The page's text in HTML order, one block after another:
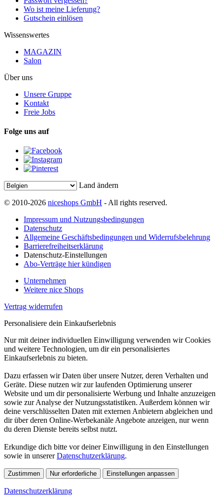
Wo ist meine Lieferung?
Gutschein einlösen
Wissenswertes
MAGAZIN
Salon
Über uns
Unsere Gruppe
Kontakt
Freie Jobs
Folge uns auf
Land ändern
© 2010-2026 niceshops GmbH - All rights reserved.
Impressum und Nutzungsbedingungen
Datenschutz
Allgemeine Geschäftsbedingungen und Widerrufsbelehrung
Barrierefreiheitserklärung
Datenschutz-Einstellungen
Abo-Verträge hier kündigen
Unternehmen
Weitere nice Shops
Vertrag widerrufen
Personalisiere dein Einkaufserlebnis
Nur mit deiner individuellen Einwilligung verwenden wir Cookies
und weitere Technologien, um dir ein personalisiertes
Einkaufserlebnis zu bieten.
Dazu erfassen wir Daten über unsere Nutzer, deren Verhalten und
Geräte. Diese nutzen wir zur laufenden Optimierung unserer
Website und um dir personalisierte Werbung und Inhalte anzuzeigen
sowie zur Analyse der Nutzungsstatistiken. Außerdem können wir
deine verschlüsselten Daten mit externen Anbietern abgleichen und
dir über deren Online-Werbekanäle Angebote anzeigen, nur wenn
du deren Dienste bereits selbst nutzt.
Erkundige dich bitte vor deiner Einwilligung in den Einstellungen
sowie in unsererDatenschutzerklärung.
Zustimmen Nur erforderliche Einstellungen anpassen
Datenschutzerklärung